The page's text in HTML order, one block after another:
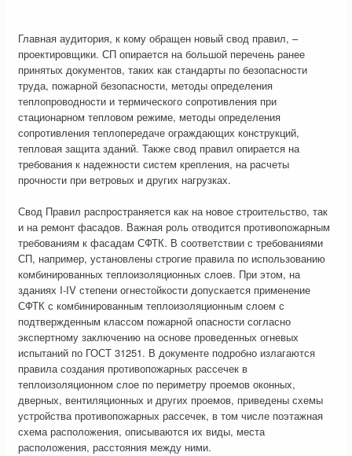
Главная аудитория, к кому обращен новый свод правил, –
проектировщики. СП опирается на большой перечень ранее
принятых документов, таких как стандарты по безопасности
труда, пожарной безопасности, методы определения
теплопроводности и термического сопротивления при
стационарном тепловом режиме, методы определения
сопротивления теплопередаче ограждающих конструкций,
тепловая защита зданий. Также свод правил опирается на
требования к надежности систем крепления, на расчеты
прочности при ветровых и других нагрузках.
Свод Правил распространяется как на новое строительство, так
и на ремонт фасадов. Важная роль отводится противопожарным
требованиям к фасадам СФТК. В соответствии с требованиями
СП, например, установлены строгие правила по использованию
комбинированных теплоизоляционных слоев. При этом, на
зданиях I-IV степени огнестойкости допускается применение
СФТК с комбинированным теплоизоляционным слоем с
подтвержденным классом пожарной опасности согласно
экспертному заключению на основе проведенных огневых
испытаний по ГОСТ 31251. В документе подробно излагаются
правила создания противопожарных рассечек в
теплоизоляционном слое по периметру проемов оконных,
дверных, вентиляционных и других проемов, приведены схемы
устройства противопожарных рассечек, в том числе поэтажная
схема расположения, описываются их виды, места
расположения, расстояния между ними.